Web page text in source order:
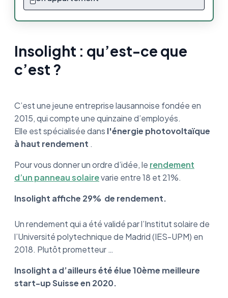
Insolight : qu’est-ce que
c’est ?
C’est une jeune entreprise lausannoise fondée en
2015, qui compte une quinzaine d’employés.
Elle est spécialisée dans l'énergie photovoltaïque
à haut rendement .
Pour vous donner un ordre d’idée, le rendement
d’un panneau solairevarie entre 18 et 21%.
Insolight affiche 29% de rendement.
Un rendement qui a été validé par l’Institut solaire de
l’Université polytechnique de Madrid (IES-UPM) en
2018. Plutôt prometteur …
Insolight a d’ailleurs été élue 10ème meilleure
start-up Suisse en 2020.
solaires haut rendement ?
Quel est l’impact des capteurs Insolight sur
la production d’électricité ?